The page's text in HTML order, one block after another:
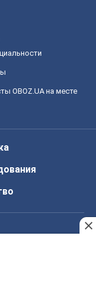
OBOZ.UA на месте